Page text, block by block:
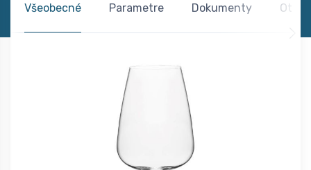
Všeobecné Parametre Dokumenty